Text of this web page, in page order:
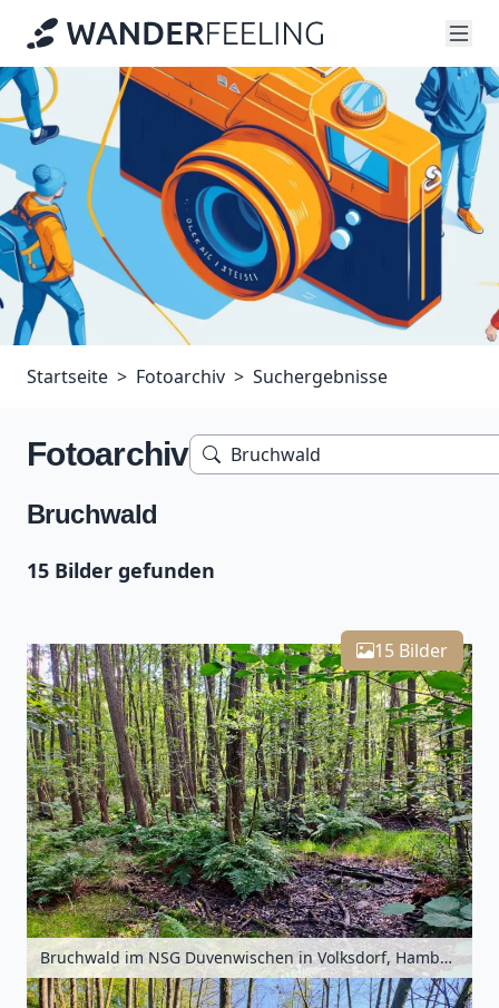
Startseite Fotoarchiv Suchergebnisse
Fotoarchiv
Bruchwald
15 Bilder gefunden
Zoomen mit Strg+Mausrad
+
−
15 Bilder
Bruchwald im NSG Duvenwischen in Volksdorf, Hamburg, Deutschland